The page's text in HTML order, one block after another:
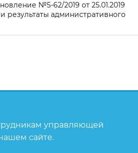
№5-62/2019 от 25.01.2019
административного
управляющей
сайте.